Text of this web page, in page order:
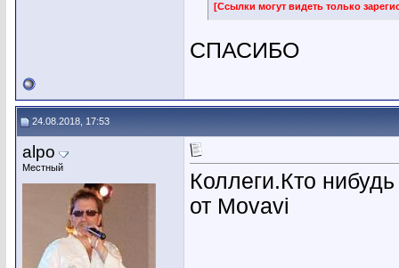
[Ссылки могут видеть только
СПАСИБО
24.08.2018, 17:53
alpo
Местный
Коллеги.Кто
от Movavi